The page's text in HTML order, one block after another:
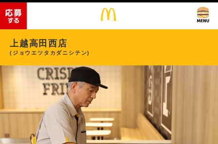
上越高田西店
(ジョウエツタカダニシテン)